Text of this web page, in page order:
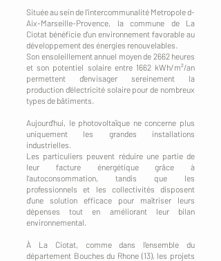
Située au sein de l'intercommunalité Metropole d-
Aix-Marseille-Provence, la commune de La
Ciotat bénéficie d'un environnement favorable au
développement des énergies renouvelables.
Son ensoleillement annuel moyen de 2662 heures
et son potentiel solaire entre 1662 kWh/m²/an
permettent d'envisager sereinement la
production d'électricité solaire pour de nombreux
types de bâtiments.
Aujourd'hui, le photovoltaïque ne concerne plus
uniquement les grandes installations
industrielles.
Les particuliers peuvent réduire une partie de
leur facture énergétique grâce à
l'autoconsommation, tandis que les
professionnels et les collectivités disposent
d'une solution efficace pour maîtriser leurs
dépenses tout en améliorant leur bilan
environnemental.
À La Ciotat, comme dans l'ensemble du
département Bouches du Rhone (13), les projets